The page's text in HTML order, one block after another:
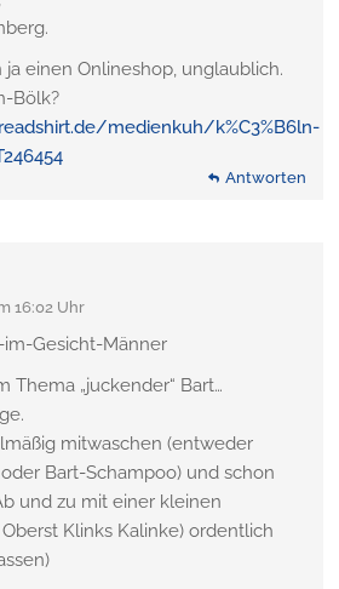
ja einen Onlineshop, unglaublich.
Bölk?
medienkuh/k%C3%B6ln-
Antworten
16:02 Uhr
im-Gesicht-Männer
Thema „juckender“ Bart…
mitwaschen (entweder
Bart-Schampoo) und schon
und zu mit einer kleinen
Klinks Kalinke) ordentlich